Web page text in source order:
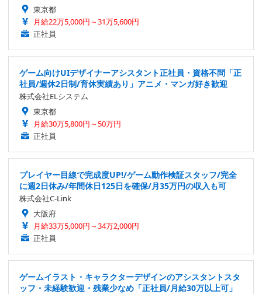
東京都
月給22万5,000円～31万5,600円
正社員
ゲーム向けUIデザイナーアシスタント正社員・資格不問「正
社員/週休2日制/育休実績あり」アニメ・マンガ好き歓迎
株式会社ELシステム
東京都
月給30万5,800円～50万円
正社員
プレイヤー目線で完成度UP!/ゲーム動作検証スタッフ/完全
に週2日休み/年間休日125日を確保/月35万円の収入も可
株式会社C-Link
大阪府
月給33万5,000円～34万2,000円
正社員
ゲームイラスト・キャラクターデザインのアシスタントスタ
ッフ・未経験歓迎・残業少なめ「正社員/月給30万以上可」